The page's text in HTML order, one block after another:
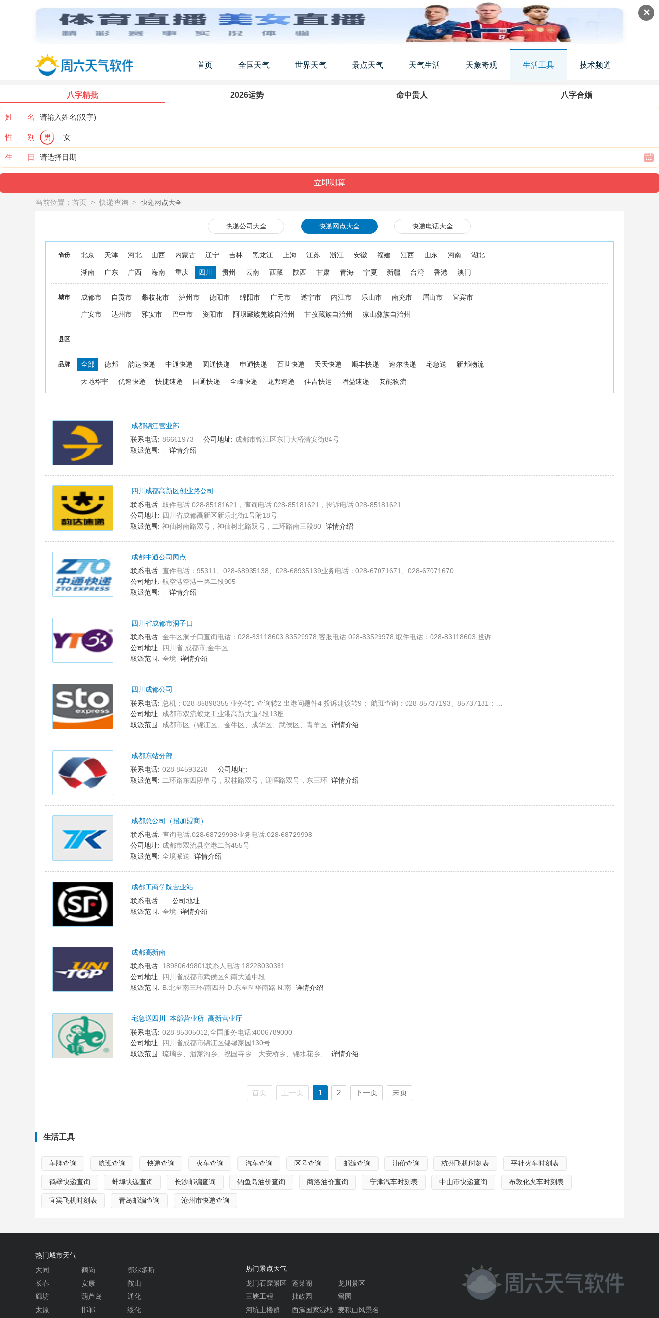
✕
首页 全国天气 世界天气 景点天气 天气生活 天象奇观 生活工具 技术频道
八字精批 2026运势 命中贵人 八字合婚
姓 名
性 别 男 女
生 日
当前位置： 首页 > 快递查询 > 快递网点大全
快递公司大全 快递网点大全 快递电话大全
省份 北京 天津 河北 山西 内蒙古 辽宁 吉林 黑龙江 上海 江苏 浙江 安徽 福建 江西 山东 河南 湖北
湖南 广东 广西 海南 重庆 四川 贵州 云南 西藏 陕西 甘肃 青海 宁夏 新疆 台湾 香港 澳门
城市 成都市 自贡市 攀枝花市 泸州市 德阳市 绵阳市 广元市 遂宁市 内江市 乐山市 南充市 眉山市 宜宾市
广安市 达州市 雅安市 巴中市 资阳市 阿坝藏族羌族自治州 甘孜藏族自治州 凉山彝族自治州
县区
品牌 全部 德邦 韵达快递 中通快递 圆通快递 申通快递 百世快递 天天快递 顺丰快递 速尔快递 宅急送 新邦物流
天地华宇 优速快递 快捷速递 国通快递 全峰快递 龙邦速递 佳吉快运 增益速递 安能物流
成都锦江营业部
联系电话: 86661973 公司地址: 成都市锦江区东门大桥清安街84号
取派范围: - 详情介绍
四川成都高新区创业路公司
联系电话: 取件电话:028-85181621，查询电话:028-85181621，投诉电话:028-85181621
公司地址: 四川省成都高新区新乐北街1号附18号
取派范围: 神仙树南路双号，神仙树北路双号，二环路南三段80 详情介绍
成都中通公司网点
联系电话: 查件电话：95311、028-68935138、028-68935139业务电话：028-67071671、028-67071670
公司地址: 航空港空港一路二段905
取派范围: - 详情介绍
四川省成都市洞子口
联系电话: 金牛区洞子口查询电话：028-83118603 83529978;客服电话:028-83529978;取件电话：028-83118603;投诉电话:13881734637
公司地址: 四川省,成都市,金牛区
取派范围: 全境 详情介绍
四川成都公司
联系电话: 总机：028-85898355 业务转1 查询转2 出港问题件4 投诉建议转9； 航班查询：028-85737193、85737181； 进港问题：028-85737151、85737152；传真：028-85737177
公司地址: 成都市双流蛟龙工业港高新大道4段13座
取派范围: 成都市区（锦江区、金牛区、成华区、武侯区、青羊区 详情介绍
成都东站分部
联系电话: 028-84593228
公司地址:
取派范围: 二环路东四段单号，双桂路双号，迎晖路双号，东三环 详情介绍
成都总公司（招加盟商）
联系电话: 查询电话:028-68729998业务电话:028-68729998
公司地址: 成都市双流县空港二路455号
取派范围: 全境派送 详情介绍
成都工商学院营业站
联系电话:
公司地址:
取派范围: 全境 详情介绍
成都高新南
联系电话: 18980649801联系人电话:18228030381
公司地址: 四川省成都市武侯区剑南大道中段
取派范围: B:北至南三环/南四环 D:东至科华南路 N:南 详情介绍
宅急送四川_本部营业所_高新营业厅
联系电话: 028-85305032,全国服务电话:4006789000
公司地址: 四川省成都市锦江区锦馨家园130号
取派范围: 琉璃乡、潘家沟乡、祝国寺乡、大安桥乡、锦水花乡、 详情介绍
首页 上一页 1 2 下一页 末页
生活工具
车牌查询 航班查询 快递查询 火车查询 汽车查询 区号查询 邮编查询 油价查询 杭州飞机时刻表 平社火车时刻表
鹤壁快递查询 蚌埠快递查询 长沙邮编查询 钓鱼岛油价查询 商洛油价查询 宁津汽车时刻表 中山市快递查询 布敦化火车时刻表
宜宾飞机时刻表 青岛邮编查询 沧州市快递查询
热门城市天气
大同
鹤岗
鄂尔多斯
长春
安康
鞍山
廊坊
葫芦岛
通化
太原
邯郸 绥化
热门景点天气
龙门石窟景区
蓬莱阁
龙川景区
三峡工程
拙政园
留园
河坑土楼群
西溪国家湿地
麦积山风景名